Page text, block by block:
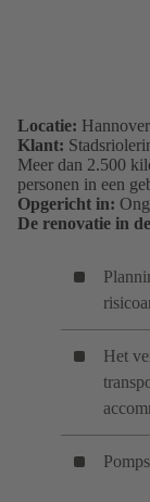
Locatie:
Klant:
Meer dan 2.500
personen in een
Opgericht in:
De renovatie in
Het